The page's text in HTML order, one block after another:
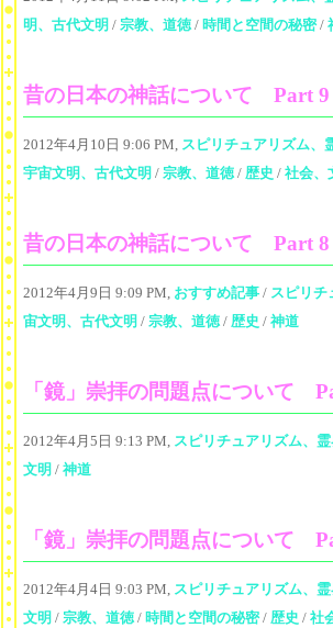
明、古代文明 / 宗教、道徳/ 時間と空間の秘密/
昔の日本の神話について Part 9
2012年4月10日 9:06 PM, スピリチュアリズム、
宇宙文明、古代文明 / 宗教、道徳/ 歴史 / 社会、
昔の日本の神話について Part 8
2012年4月9日 9:09 PM, おすすめ記事 / スピリチ
宙文明、古代文明 / 宗教、道徳/ 歴史 / 神道
「鏡」崇拝の問題点について
2012年4月5日 9:13 PM, スピリチュアリズム、
文明 / 神道
「鏡」崇拝の問題点について
2012年4月4日 9:03 PM, スピリチュアリズム、
文明 / 宗教、道徳/ 時間と空間の秘密/ 歴史 / 社